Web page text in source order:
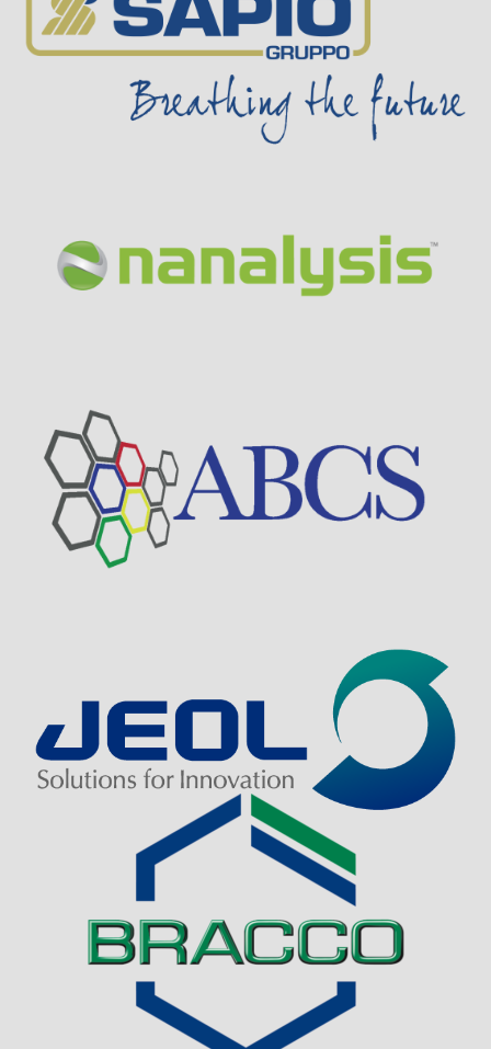
Visit Sponsor Page
Visit Sponsor Page
Visit Sponsor Page
Visit Sponsor Page
Visit Sponsor Page